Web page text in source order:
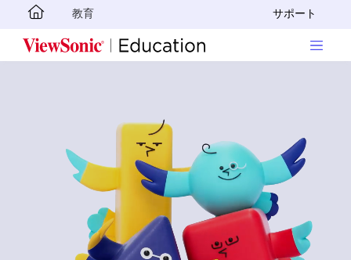
Skip to main content
教育 サポート